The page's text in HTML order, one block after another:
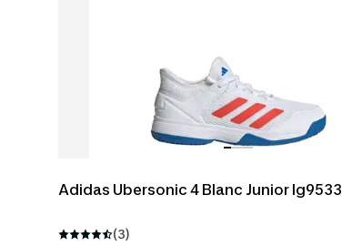
Adidas Ubersonic 4 Blanc Junior Ig9533
(3)